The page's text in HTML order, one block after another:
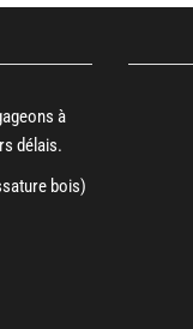
à
délais.
bois)